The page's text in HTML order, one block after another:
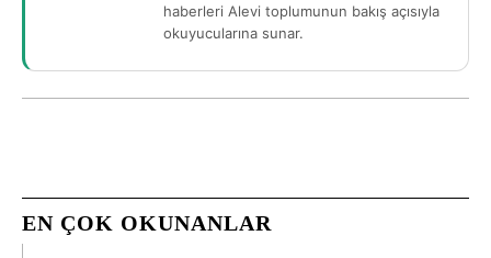
haberleri Alevi toplumunun bakış açısıyla
okuyucularına sunar.
EN ÇOK OKUNANLAR